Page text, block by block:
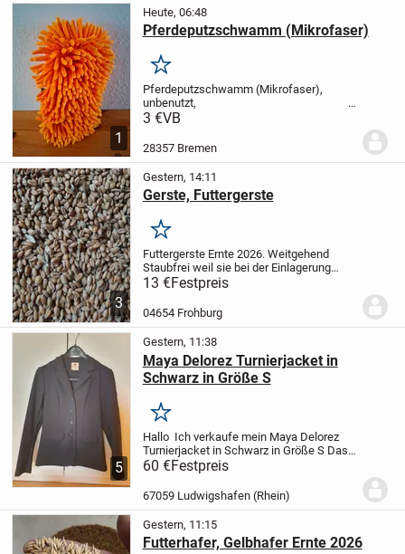
1
Heute, 06:48
Pferdeputzschwamm (Mikrofaser)
Merken
Pferdeputzschwamm (Mikrofaser),
unbenutzt,
3,00 Euro VB.
3 €VB
28357 Bremen
3
Gestern, 14:11
Gerste, Futtergerste
Merken
Futtergerste Ernte 2026. Weitgehend
Staubfrei weil sie bei der Einlagerung
gereinigt wurde.
in 50 kg Säcke.
Bag möglich, dann auch besserer...
13 €Festpreis
04654 Frohburg
5
Gestern, 11:38
Maya Delorez Turnierjacket in
Schwarz in Größe S
Merken
Hallo Ich verkaufe mein Maya Delorez
Turnierjacket in Schwarz in Größe S Das
Jacket ist in einem sehr guten Zustand.
60 €Festpreis
67059 Ludwigshafen (Rhein)
Gestern, 11:15
Futterhafer, Gelbhafer Ernte 2026